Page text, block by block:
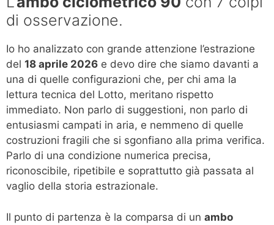
di osservazione.
Io ho analizzato con grande attenzione l’estrazione
del 18 aprile 2026 e devo dire che siamo davanti a
una di quelle configurazioni che, per chi ama la
lettura tecnica del Lotto, meritano rispetto
immediato. Non parlo di suggestioni, non parlo di
entusiasmi campati in aria, e nemmeno di quelle
costruzioni fragili che si sgonfiano alla prima verifica.
Parlo di una condizione numerica precisa,
riconoscibile, ripetibile e soprattutto già passata al
vaglio della storia estrazionale.
Il punto di partenza è la comparsa di un ambo